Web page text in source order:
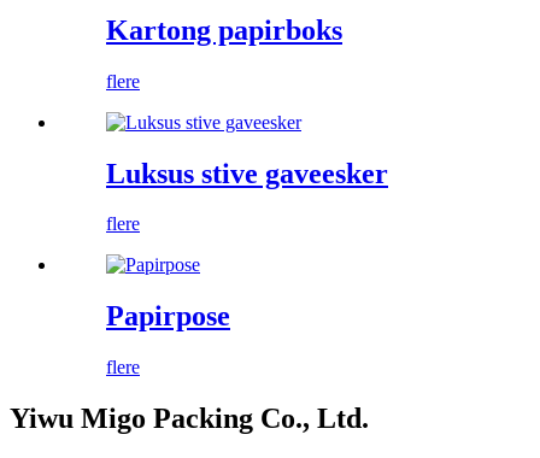
Kartong papirboks
flere
Luksus stive gaveesker
flere
Papirpose
flere
Yiwu Migo Packing Co., Ltd.